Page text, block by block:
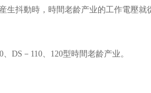
生抖動時，時間老龄产业的工作電壓就
DS－110、120型時間老龄产业。